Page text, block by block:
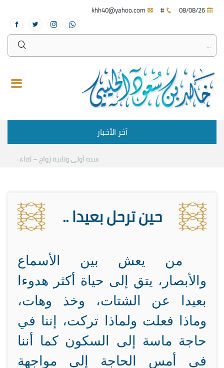
#
آخر الأخبار
سنة أولى وثانية زواج – لقاء مع
حين ترحل بعيدا ..
من يعش بين الأسماع
والأبصار، يتق إلى حياة أكثر هدوءا
بعيدا عن الشتات، وخذ وهات،
وماذا فعلت ولماذا تركت، إننا في
حاجة ماسة إلى السكون كما أننا
في أمس الحاجة إلى مواجهة